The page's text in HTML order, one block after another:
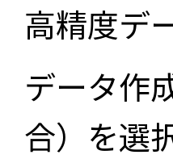
高精度デ
データ作
合）を選